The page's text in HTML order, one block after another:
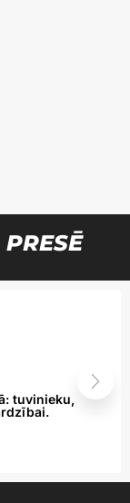
tuvinieku,